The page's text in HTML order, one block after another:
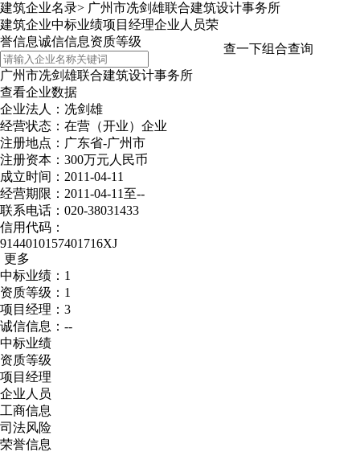
建筑企业名录> 广州市冼剑雄联合建筑设计事务所
建筑企业中标业绩项目经理企业人员荣
誉信息诚信信息资质等级 查一下组合查询
广州市冼剑雄联合建筑设计事务所
查看企业数据
企业法人：冼剑雄
经营状态：在营（开业）企业
注册地点：广东省-广州市
注册资本：300万元人民币
成立时间：2011-04-11
经营期限：2011-04-11至--
联系电话：020-38031433
信用代码：
9144010157401716XJ
更多
中标业绩：1
资质等级：1
项目经理：3
诚信信息：--
中标业绩
资质等级
项目经理
企业人员
工商信息
司法风险
荣誉信息